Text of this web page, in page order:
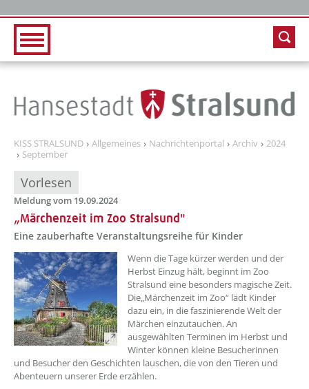
KISS STRALSUND Allgemeines Nachrichtenportal Archiv
2024
September
Vorlesen
Meldung vom 19.09.2024
„Märchenzeit im Zoo Stralsund"
Eine zauberhafte Veranstaltungsreihe für Kinder
??? absaetzeOben[1]/titel ???
Wenn die Tage kürzer werden und der
Herbst Einzug hält, beginnt im Zoo
Stralsund eine besonders magische Zeit.
Die„Märchenzeit im Zoo“ lädt Kinder
dazu ein, in die faszinierende Welt der
Märchen einzutauchen. An
ausgewählten Terminen im Herbst und
Winter können kleine Besucherinnen
und Besucher den Geschichten lauschen, die von den Tieren und
Abenteuern unserer Erde erzählen.